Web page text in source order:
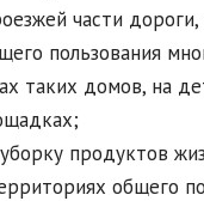
части
пользования
таких домов, на
продуктов
общего